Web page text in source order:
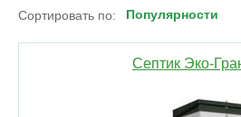
Сортировать по:
Септик Эко-